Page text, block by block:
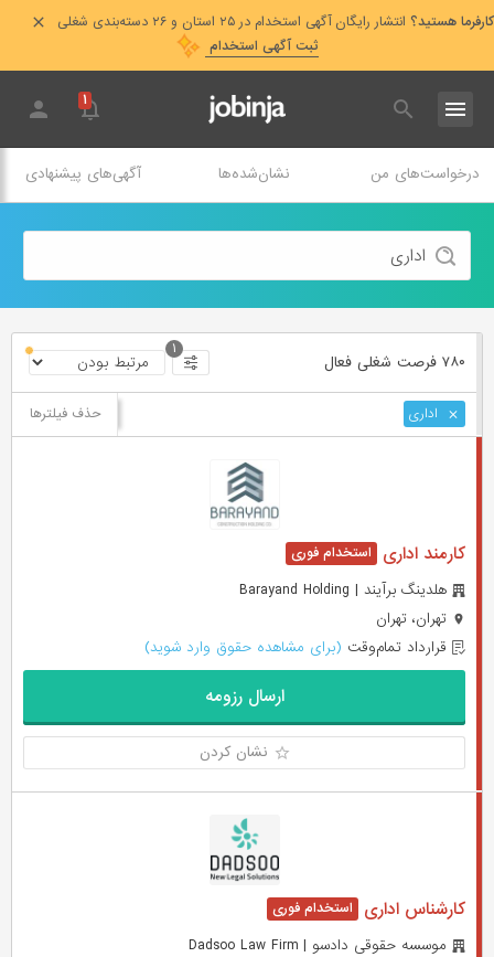
کارفرما هستید؟ انتشار رایگان آگهی استخدام در ۲۵ استان و ۲۶ دسته‌بندی شغلی
ثبت آگهی استخدام
۱
درخواست‌های من نشان‌شده‌ها آگهی‌های پیشنهادی
۷۸۰ فرصت ‌شغلی فعال
۱
اداری حذف فیلترها
کارمند اداری
هلدینگ برآیند | Barayand Holding
تهران، تهران
قرارداد تمام‌وقت (برای مشاهده حقوق وارد شوید)
ارسال رزومه
نشان کردن
کارشناس اداری
موسسه حقوقی دادسو | Dadsoo Law Firm